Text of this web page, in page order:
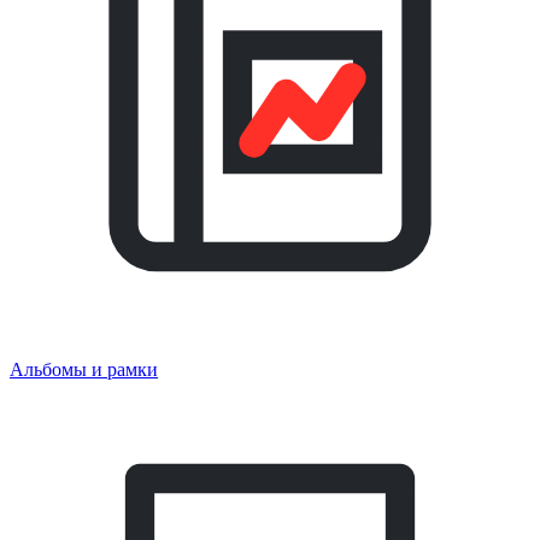
Альбомы и рамки